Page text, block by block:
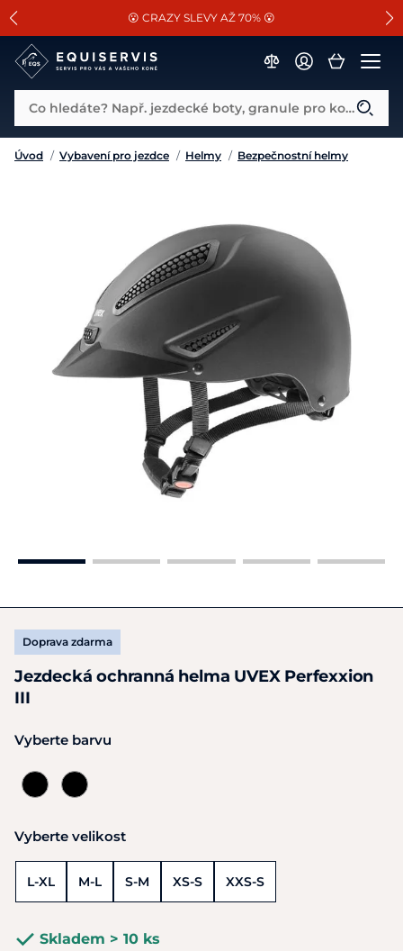
SLEVA 13% na vše od Cassini!
😮 CRAZY SLEVY AŽ 70% 😮
📐Pasování a doplňky k vybraným sedlům ZDARMA 🐴
Co hledáte? Např. jezdecké boty, granule pro koně...
Úvod / Vybavení pro jezdce / Helmy / Bezpečnostní helmy
Doprava zdarma
Jezdecká ochranná helma UVEX Perfexxion
III
Vyberte barvu
Vyberte velikost
L-XL M-L S-M XS-S XXS-S
Skladem > 10 ks